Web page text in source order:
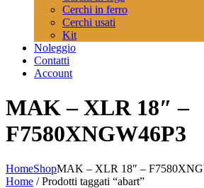
Cerchi in ferro
Cerchi usati
Kit
Noleggio
Contatti
Account
MAK – XLR 18″ –
F7580XNGW46P3
HomeShopMAK – XLR 18″ –
Home / Prodotti taggati “abart”